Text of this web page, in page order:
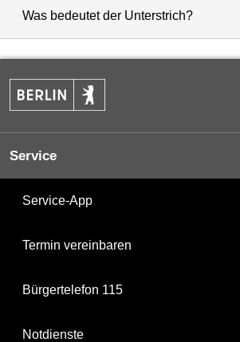
Was bedeutet der Unterstrich?
Service
Service-App
Termin vereinbaren
Bürgertelefon 115
Notdienste